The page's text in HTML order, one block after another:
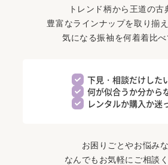
トレンド柄から王道の古
豊富なラインナップを取り揃
気になる振袖を何着着比べ
下見・相談だけした
何が似合うか分から
レンタルか購入か迷
お困りごとやお悩みな
なんでもお気軽にご相談く